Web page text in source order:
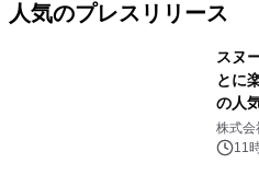
人気のプレスリリース
スヌ
とに
の人
ラボ
ボグ
株式会
11